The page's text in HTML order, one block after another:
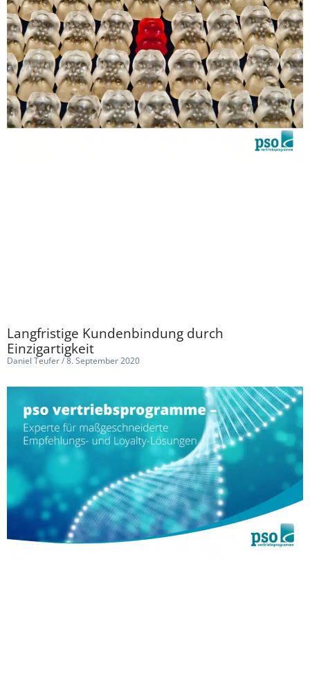
Langfristige Kundenbindung durch
Einzigartigkeit
Daniel Teufer 8. September 2020